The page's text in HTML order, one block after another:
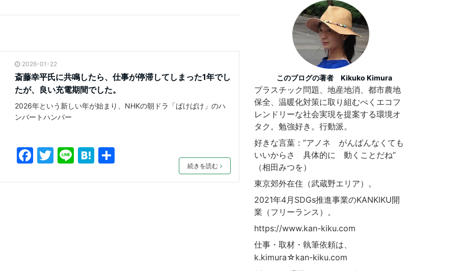
2026-01-22
斎藤幸平氏に共鳴したら、仕事が停滞してしまった1年でし
たが、良い充電期間でした。
2026年という新しい年が始まり、NHKの朝ドラ「ばけばけ」のハ
ンバートハンバー
F
c
T
itt
Li
e
H
e
共
続きを読む
このブログの著者 Kikuko Kimura
プラスチック問題、地産地消、都市農地
保全、温暖化対策に取り組むべくエコフ
レンドリーな社会実現を提案する環境オ
タク。勉強好き。行動派。
好きな言葉：”アノネ がんばんなくても
いいからさ 具体的に 動くことだね”
（相田みつを）
東京郊外在住（武蔵野エリア）。
2021年4月SDGs推進事業のKANKIKU開
業（フリーランス）。
https://www.kan-kiku.com
仕事・取材・執筆依頼は、
k.kimura☆kan-kiku.com